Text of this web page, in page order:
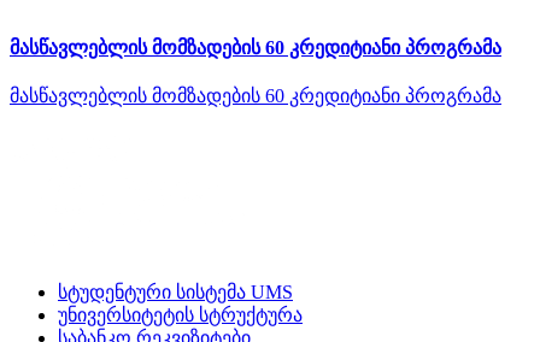
მასწავლებლის მომზადების 60 კრედიტიანი პროგრამა
მასწავლებლის მომზადების 60 კრედიტიანი პროგრამა
სტუდენტური სისტემა UMS
უნივერსიტეტის სტრუქტურა